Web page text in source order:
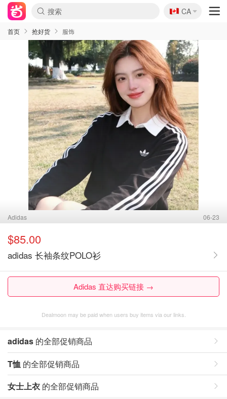
🇨🇦
CA
首页 抢好货 服饰
Adidas 06-23
$85.00
adidas 长袖条纹POLO衫
Adidas 直达购买链接 →
Dealmoon may be paid when users buy items via our links.
adidas 的全部促销商品
T恤 的全部促销商品
女士上衣 的全部促销商品